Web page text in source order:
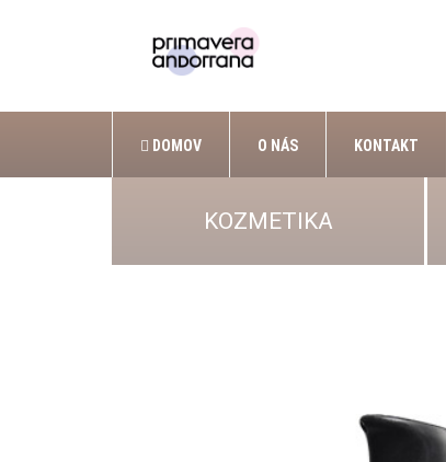
DOMOV O NÁS KONTAKT
KOZMETIKA